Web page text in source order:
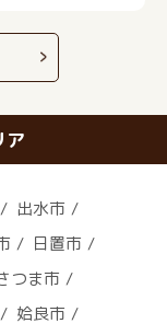
ア
出水市
日置市
つま市
姶良市